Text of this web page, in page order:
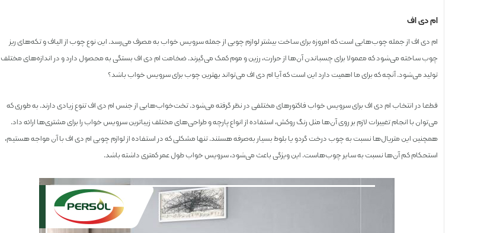
ام دی اف
ام دی اف از جمله چوب‌هایی است که امروزه برای ساخت بیشتر لوازم چوبی از جمله سرویس خواب به مصرف می‌رسد. این نوع چوب از الیاف و تکه‌های ریز
چوب ساخته می‌شود که معمولا برای چسباندن آن‌ها از حرارت، رزین و موم کمک می‌گیرند. ضخامت ام دی اف بستگی به محصول دارد و در اندازه‌های مختلف
تولید می‌شود. آنچه که برای ما اهمیت دارد این است که آیا ام دی اف می‌تواند بهترین چوب برای سرویس خواب باشد؟
قطعا در انتخاب ام دی اف برای سرویس خواب فاکتورهای مختلفی در نظر گرفته می‌شود. تخت‌خواب‌هایی از جنس ام دی اف تنوع زیادی دارند. به طوری که
می‌توان با انجام تغییرات لازم بر روی آن‌ها مثل رنگ روکش، استفاده از انواع پارچه و طراحی‌های مختلف زیباترین سرویس خواب را برای مشتری‌ها ارائه داد.
همچنین این متریال‌ها نسبت به چوب درخت گردو یا بلوط بسیار به‌صرفه هستند. تنها مشکلی که در استفاده از لوازم چوبی ام دی اف با آن مواجه هستیم،
استحکام کم آن‌ها نسبت به سایر چوب‌هاست. این ویژگی باعث می‌شود، سرویس خواب طول عمر کمتری داشته باشد.